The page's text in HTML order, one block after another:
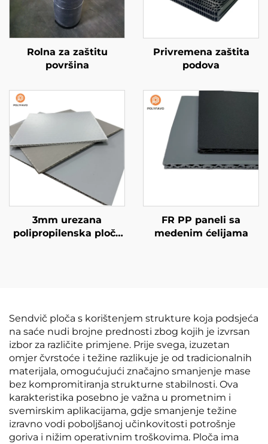
Rolna za zaštitu
površina
Privremena zaštita
podova
3mm urezana
polipropilenska ploča
FR PP paneli sa
medenim ćelijama
Sendvič ploča s korištenjem strukture koja podsjeća
na saće nudi brojne prednosti zbog kojih je izvrsan
izbor za različite primjene. Prije svega, izuzetan
omjer čvrstoće i težine razlikuje je od tradicionalnih
materijala, omogućujući značajno smanjenje mase
bez kompromitiranja strukturne stabilnosti. Ova
karakteristika posebno je važna u prometnim i
svemirskim aplikacijama, gdje smanjenje težine
izravno vodi poboljšanoj učinkovitosti potrošnje
goriva i nižim operativnim troškovima. Ploča ima